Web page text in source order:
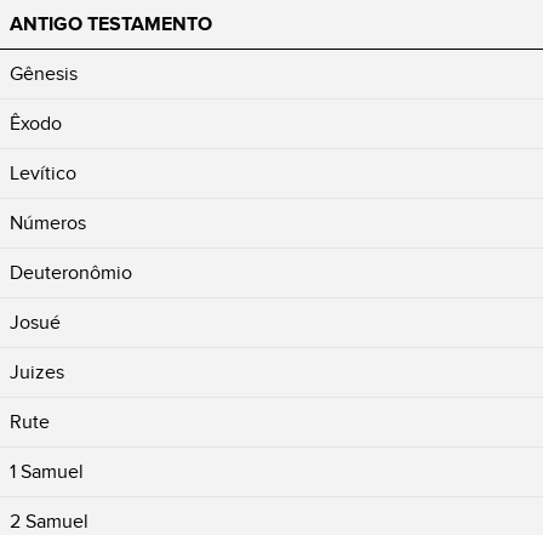
ANTIGO TESTAMENTO
Gênesis
Êxodo
Levítico
Números
Deuteronômio
Josué
Juizes
Rute
1 Samuel
2 Samuel